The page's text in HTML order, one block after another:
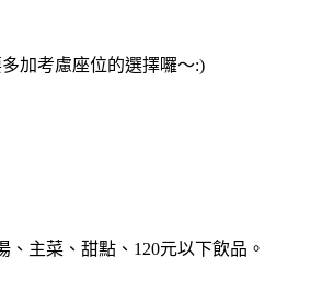
加考慮座位的選擇囉～:)
主菜、甜點、120元以下飲品。